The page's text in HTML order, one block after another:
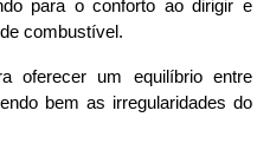
para o conforto ao dirigir e
combustível.
oferecer um equilíbrio entre
bem as irregularidades do